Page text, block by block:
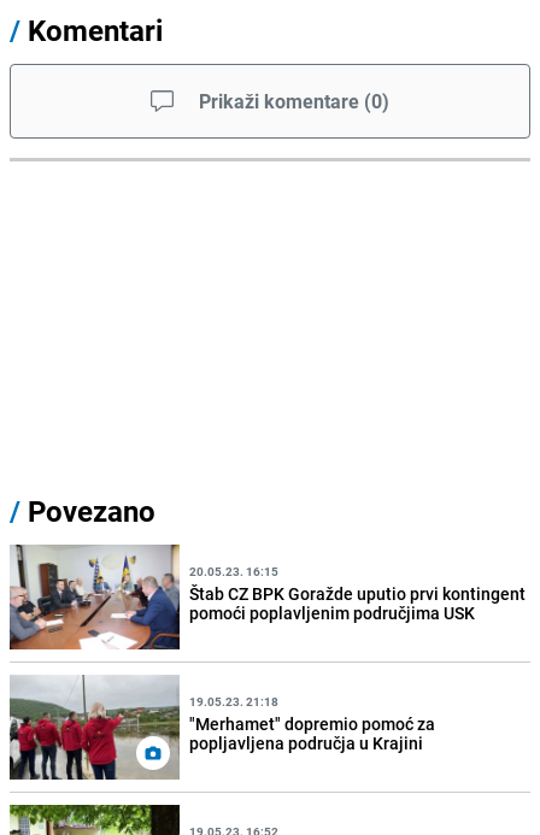
/ Komentari
Prikaži komentare (0)
/ Povezano
20.05.23. 16:15
Štab CZ BPK Goražde uputio prvi kontingent
pomoći poplavljenim područjima USK
19.05.23. 21:18
"Merhamet" dopremio pomoć za
popljavljena područja u Krajini
19.05.23. 16:52